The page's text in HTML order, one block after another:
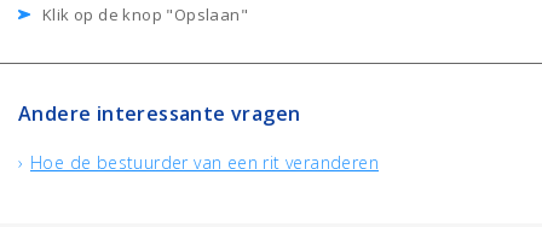
Klik op de knop "Opslaan"
Andere interessante vragen
Hoe de bestuurder van een rit veranderen